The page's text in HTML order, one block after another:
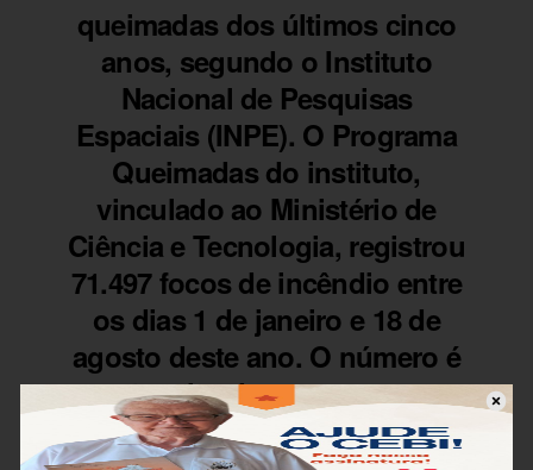
queimadas dos últimos cinco
anos, segundo o Instituto
Nacional de Pesquisas
Espaciais (INPE). O Programa
Queimadas do instituto,
vinculado ao Ministério de
Ciência e Tecnologia, registrou
71.497 focos de incêndio entre
os dias 1 de janeiro e 18 de
agosto deste ano. O número é
82% maior do que o mesmo
período do ano passado,